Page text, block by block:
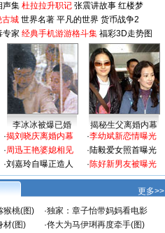
声集 杜拉拉升职记 张震讲故事 红楼梦
古城 世界名著 平凡的世界 货币战争2
专家 经典手机游游格斗集 福彩3D走势图
李冰冰被爆已婚
揭秘生父离婚内幕
·揭刘晓庆离婚内幕
·周迅王艳婆媳相见
·刘嘉玲自曝正造人
·李幼斌新恋情曝光
·陆毅爱女照首曝光
·陈好新男友被曝光
更多>>
猴桃(图) ·独家：章子怡带妈妈看电影
材(图) ·佟大为马伊琍再度牵手(图)